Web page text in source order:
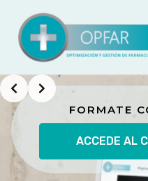
contenido
FORMATE
ACCEDE AL
Slide 2 of 2